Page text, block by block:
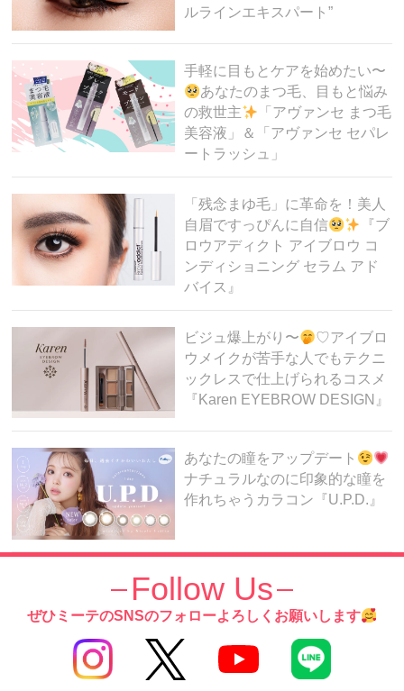
ルラインエキスパート”
手軽に目もとケアを始めたい〜
あなたのまつ毛、目もと悩み
の救世主
「アヴァンセ まつ毛
美容液」＆「アヴァンセ セパレ
ートラッシュ」
「残念まゆ毛」に革命を！美人
自眉ですっぴんに自信
『ブ
ロウアディクト アイブロウ コ
ンディショニング セラム アド
バイス』
ビジュ爆上がり〜
♡アイブロ
ウメイクが苦手な人でもテクニ
ックレスで仕上げられるコスメ
『Karen EYEBROW DESIGN』
あなたの瞳をアップデート
ナチュラルなのに印象的な瞳を
作れちゃうカラコン『U.P.D.』
カラコン初心者さんにもおすす
め
瞳のナチュ盛りが叶っちゃ
う
『LuMia comfort 1day
CIRCLE』
Follow Us
ぜひミーテのSNSのフォローよろしくお願いします